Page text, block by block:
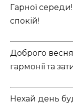
Гарної
спокій!
Доброго
гармонії та
Нехай день